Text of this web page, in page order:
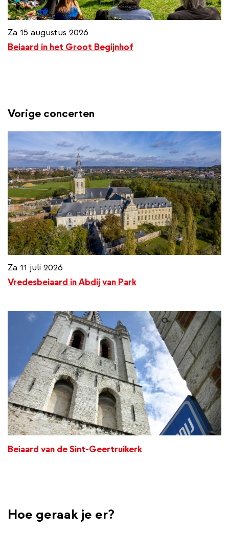
Za 15 augustus 2026
Beiaard in het Groot Begijnhof
Vorige concerten
Za 11 juli 2026
Vredesbeiaard in Abdij van Park
Beiaard van de Sint-Geertruikerk
Hoe geraak je er?